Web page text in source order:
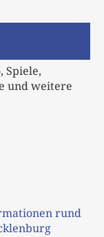
Spiele,
und weitere
rund